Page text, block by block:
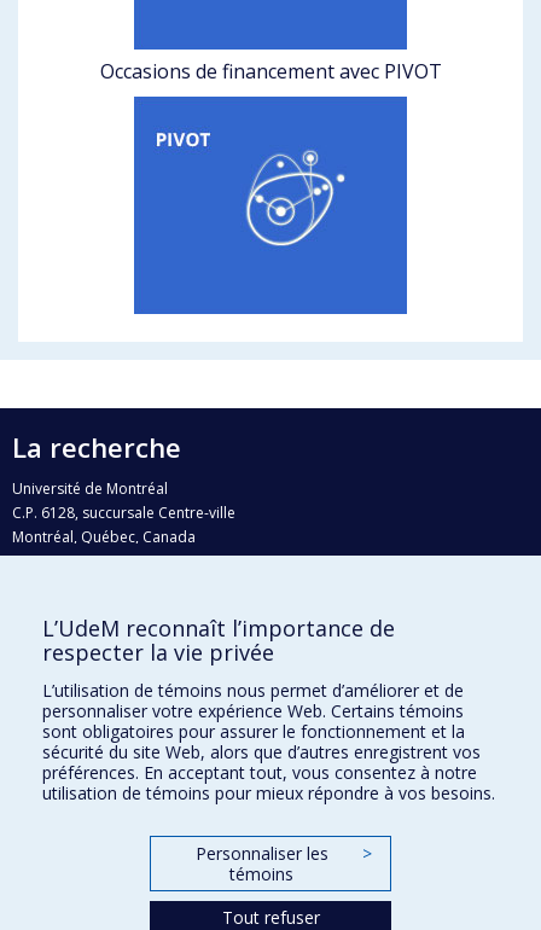
Occasions de financement avec PIVOT
La recherche
Université de Montréal
C.P. 6128, succursale Centre-ville
Montréal, Québec, Canada
H3C 3J7
Qui fait quoi?
Nous trouver
Plan du site
Accessibilité
L’UdeM reconnaît l’importance de
respecter la vie privée
L’utilisation de témoins nous permet d’améliorer et de
personnaliser votre expérience Web. Certains témoins
sont obligatoires pour assurer le fonctionnement et la
sécurité du site Web, alors que d’autres enregistrent vos
préférences. En acceptant tout, vous consentez à notre
utilisation de témoins pour mieux répondre à vos besoins.
Personnaliser les
témoins
>
Tout refuser